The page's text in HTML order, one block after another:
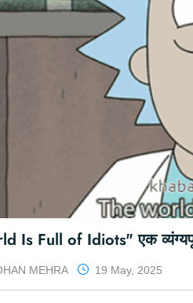
Is Full of Idiots" एक
MEHRA 19 May, 2025